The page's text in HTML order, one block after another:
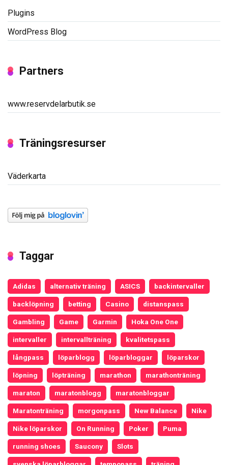
Plugins
WordPress Blog
Partners
www.reservdelarbutik.se
Träningsresurser
Väderkarta
Taggar
Adidas alternativ träning ASICS backintervaller
backlöpning betting Casino distanspass
Gambling Game Garmin Hoka One One
intervaller intervallträning kvalitetspass
långpass löparblogg löparbloggar löparskor
löpning löpträning marathon marathonträning
maraton maratonblogg maratonbloggar
Maratonträning morgonpass New Balance Nike
Nike löparskor On Running Poker Puma
running shoes Saucony Slots